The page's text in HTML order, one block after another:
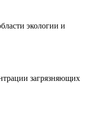
экологии и
загрязняющих